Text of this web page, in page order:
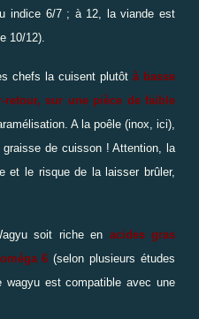
indice 6/7 ; à 12, la viande est
10/12).
chefs la cuisent plutôtà basse
retour, sur une pièce de faible
A la poêle (inox, ici),
de cuisson ! Attention, la
et le risque de la laisser brûler,
soit riche en acides gras
6 (selon plusieurs études
wagyu est compatible avec une